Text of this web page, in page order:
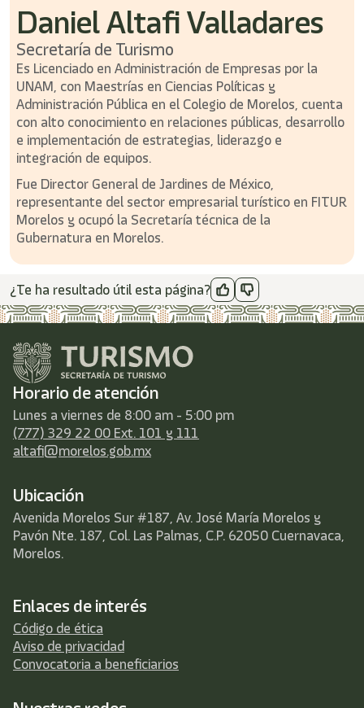
Daniel Altafi Valladares
Secretaría de Turismo
Es Licenciado en Administración de Empresas por la
UNAM, con Maestrías en Ciencias Políticas y
Administración Pública en el Colegio de Morelos, cuenta
con alto conocimiento en relaciones públicas, desarrollo
e implementación de estrategias, liderazgo e
integración de equipos.
Fue Director General de Jardines de México,
representante del sector empresarial turístico en FITUR
Morelos y ocupó la Secretaría técnica de la
Gubernatura en Morelos.
¿Te ha resultado útil esta página?
Horario de atención
Lunes a viernes de 8:00 am - 5:00 pm
(777) 329 22 00 Ext. 101 y 111
altafi@morelos.gob.mx
Ubicación
Avenida Morelos Sur #187, Av. José María Morelos y
Pavón Nte. 187, Col. Las Palmas, C.P. 62050 Cuernavaca,
Morelos.
Enlaces de interés
Código de ética
Aviso de privacidad
Convocatoria a beneficiarios